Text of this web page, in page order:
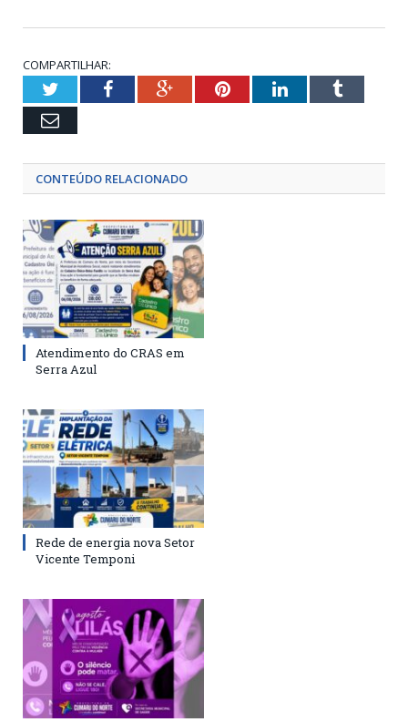
COMPARTILHAR:
TwitterFacebookGoogle+PinterestLinkedInTumblr
Email
CONTEÚDO RELACIONADO
Atendimento do CRAS em
Serra Azul
Rede de energia nova Setor
Vicente Temponi